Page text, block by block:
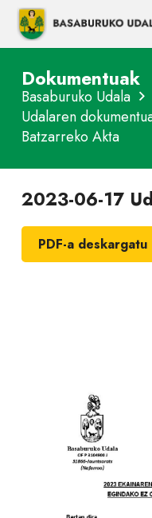
Dokumentuak
Basaburuko Udala
Udalaren
Batzarreko Akta
2023-06-17
PDF-a deskargatu